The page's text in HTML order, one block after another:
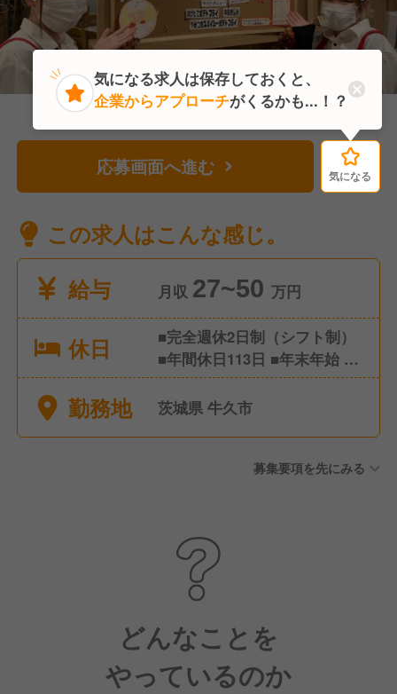
応募画面へ進む 気になる
この求人はこんな感じ。
給与
月収 27~50 万円
休日
■完全週休2日制（シフト制）
■年間休日113日 ■年末年始 ■
夏季休暇（お盆） ■有給休暇
■その他 特別休暇など
勤務地 茨城県 牛久市
募集要項を先にみる
どんなことを
やっているのか
気になる
気になる求人は保存しておくと、
企業からアプローチがくるかも...！？